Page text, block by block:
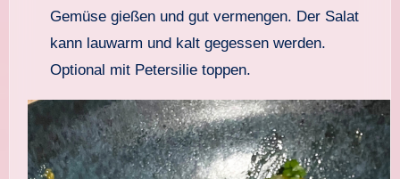
Gemüse gießen und gut vermengen. Der Salat
kann lauwarm und kalt gegessen werden.
Optional mit Petersilie toppen.